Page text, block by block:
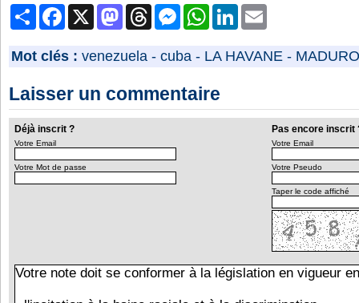
PartagerFacebook MastodonThreads MessengerWhatsAppLinkedIn
Mot clés : venezuela - cuba - LA HAVANE - MADURO
Laisser un commentaire
Déjà inscrit ? Pas encore inscrit
Votre Email
Votre Mot de passe
Votre Email
Votre Pseudo
Taper le code affiché